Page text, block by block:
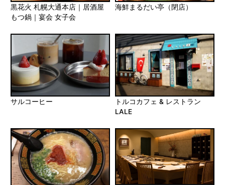
黒花火 札幌大通本店｜居酒屋
もつ鍋｜宴会 女子会
海鮮まるだい亭（閉店）
サルコーヒー
トルコカフェ & レストラン
LALE